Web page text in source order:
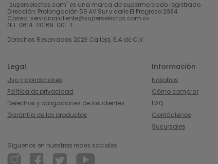
"superselectos.com" es una marca de supermercado registrado.
Dirección: Prolongación 59 AV Sur y calle El Progreso 2934.
Correo: servicioalcliente@superselectos.com.sv
NIT: 0614-110169-001-1
Derechos Reservados 2023 Calleja, S.A de C.V.
Legal
Uso y condiciones
Política de privacidad
Derechos y obligaciones de los clientes
Garantía de los productos
Información
Nosotros
Cómo comprar
FAQ
Contáctenos
Sucursales
Síguenos en nuestras redes sociales